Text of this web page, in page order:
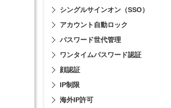
シングルサインオン（SSO）
アカウント自動ロック
パスワード世代管理
ワンタイムパスワード認証
顔認証
IP制限
海外IP許可